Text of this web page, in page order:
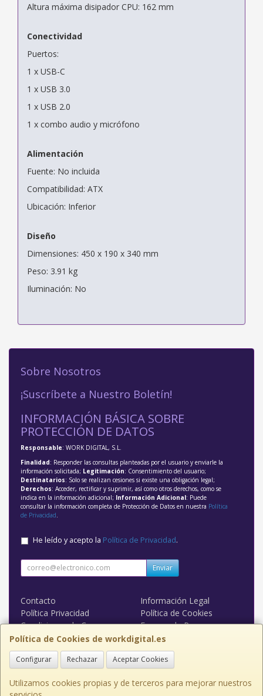
Altura máxima disipador CPU: 162 mm
Conectividad
Puertos:
1 x USB-C
1 x USB 3.0
1 x USB 2.0
1 x combo audio y micrófono
Alimentación
Fuente: No incluida
Compatibilidad: ATX
Ubicación: Inferior
Diseño
Dimensiones: 450 x 190 x 340 mm
Peso: 3.91 kg
Iluminación: No
Política de Cookies de workdigital.es
Configurar Rechazar Aceptar Cookies
Utilizamos cookies propias y de terceros para mejorar nuestros
Sobre Nosotros
¡Suscríbete a Nuestro Boletín!
INFORMACIÓN BÁSICA SOBRE
PROTECCIÓN DE DATOS
Responsable: WORK DIGITAL, S.L.
Finalidad: Responder las consultas planteadas por el usuario y enviarle la
información solicitada; Legitimación: Consentimiento del usuario;
Destinatarios: Solo se realizan cesiones si existe una obligación legal;
Derechos: Acceder, rectificar y suprimir, así como otros derechos, como se
indica en la información adicional; Información Adicional: Puede
consultar la información completa de Protección de Datos en nuestra Política
de Privacidad
He leído y acepto la Política de Privacidad.
Enviar
Contacto
Información Legal
Política Privacidad
Política de Cookies
Condiciones de Compra
Formas de Pago
WORK DIGITAL
Contacto
admin@workdigital.es